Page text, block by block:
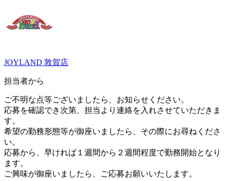
JOYLAND 敦賀店
担当者から
ご不明な点等ございましたら、お知らせください。
応募を確認でき次第、担当より連絡を入れさせていただきま
す。
希望の勤務形態等が御座いましたら、その際にお尋ねくださ
い。
応募から、早ければ１週間から２週間程度で勤務開始となり
ます。
ご興味が御座いましたら、ご応募お願いいたします。